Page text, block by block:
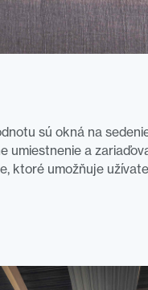
sú okná na
umiestnenie a
ktoré umožňuje